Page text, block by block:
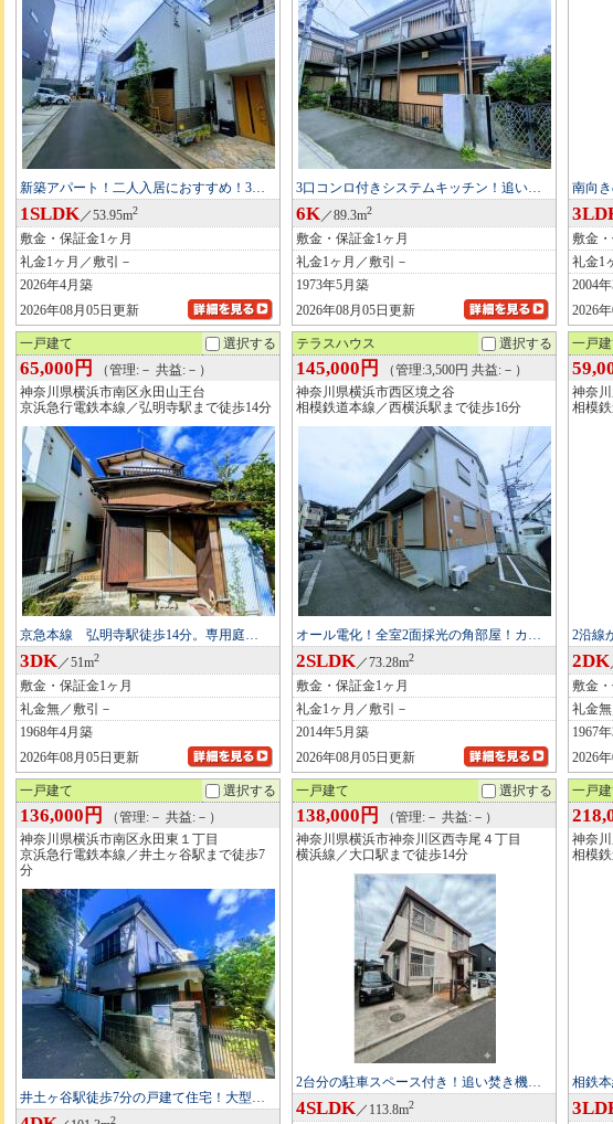
新築アパート！二人入居におすすめ！3…
1SLDK／53.95m2
敷金・保証金1ヶ月
礼金1ヶ月／敷引－
2026年4月築
2026年08月05日更新
3口コンロ付きシステムキッチン！追い…
6K／89.3m2
敷金・保証金1ヶ月
礼金1ヶ月／敷引－
1973年5月築
2026年08月05日更新
南向
敷金
礼金1
2004
2026
一戸建て 選択する
65,000円
（管理:－ 共益:－）
神奈川県横浜市南区永田山王台
京浜急行電鉄本線／弘明寺駅まで徒歩14分
京急本線 弘明寺駅徒歩14分。専用庭…
3DK／51m2
敷金・保証金1ヶ月
礼金無／敷引－
1968年4月築
2026年08月05日更新
テラスハウス 選択する
145,000円
（管理:3,500円 共益:－）
神奈川県横浜市西区境之谷
相模鉄道本線／西横浜駅まで徒歩16分
オール電化！全室2面採光の角部屋！カ…
2SLDK／73.28m2
敷金・保証金1ヶ月
礼金1ヶ月／敷引－
2014年5月築
2026年08月05日更新
一戸
神奈
相模
2沿線
2DK
敷金
礼金
1967
2026
一戸建て 選択する
136,000円
（管理:－ 共益:－）
神奈川県横浜市南区永田東１丁目
京浜急行電鉄本線／井土ヶ谷駅まで徒歩7
分
井土ヶ谷駅徒歩7分の戸建て住宅！大型…
2
一戸建て 選択する
138,000円
（管理:－ 共益:－）
神奈川県横浜市神奈川区西寺尾４丁目
横浜線／大口駅まで徒歩14分
2台分の駐車スペース付き！追い焚き機…
4SLDK／113.8m2
一戸
神奈
相模
相鉄